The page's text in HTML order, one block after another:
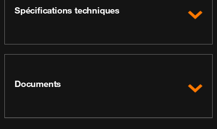
Spécifications techniques
Documents